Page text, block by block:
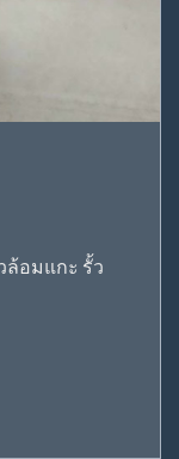
ล้อมแกะ รั้ว